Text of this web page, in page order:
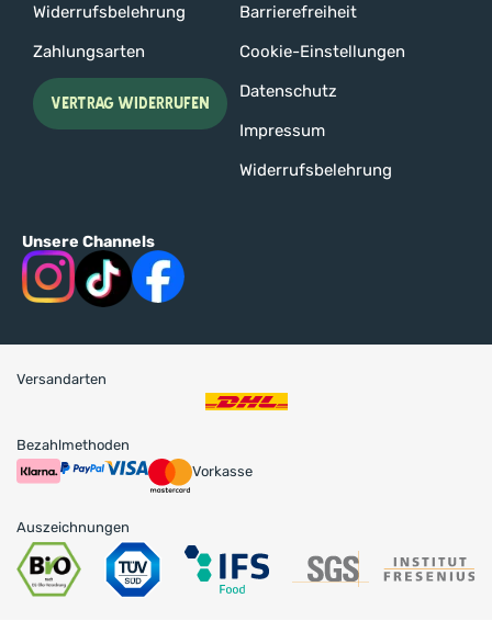
Widerrufsbelehrung
Zahlungsarten
VERTRAG WIDERRUFEN
Barrierefreiheit
Cookie-Einstellungen
Datenschutz
Impressum
Widerrufsbelehrung
Unsere Channels
Versandarten
Bezahlmethoden
Vorkasse
Auszeichnungen